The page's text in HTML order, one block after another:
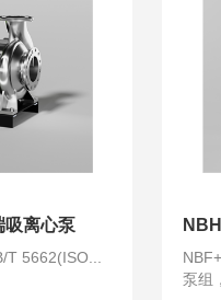
吸离心泵
5662(ISO...
泵组